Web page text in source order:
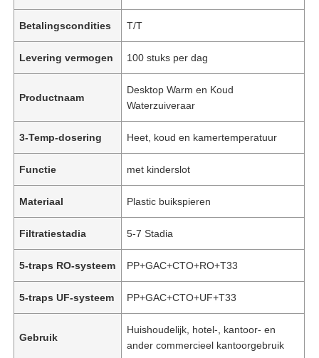
Betalingscondities T/T
Levering vermogen 100 stuks per dag
Productnaam
Desktop Warm en Koud
Waterzuiveraar
3-Temp-dosering Heet, koud en kamertemperatuur
Functie met kinderslot
Materiaal Plastic buikspieren
Filtratiestadia 5-7 Stadia
5-traps RO-systeem PP+GAC+CTO+RO+T33
5-traps UF-systeem PP+GAC+CTO+UF+T33
Gebruik
Huishoudelijk, hotel-, kantoor- en
ander commercieel kantoorgebruik